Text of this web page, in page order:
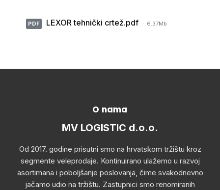
PDF LEXOR tehnički crtež.pdf 6.37Mb
O nama
MV LOGISTIC d.o.o.
Od 2017. godine prisutni smo na hrvatskom tržištu kroz
segmente veleprodaje. Kontinuirano ulažemo u razvoj
asortimana i poboljšanje poslovanja, čime svakodnevno
jačamo udio na tržištu. Zastupnici smo renomiranih